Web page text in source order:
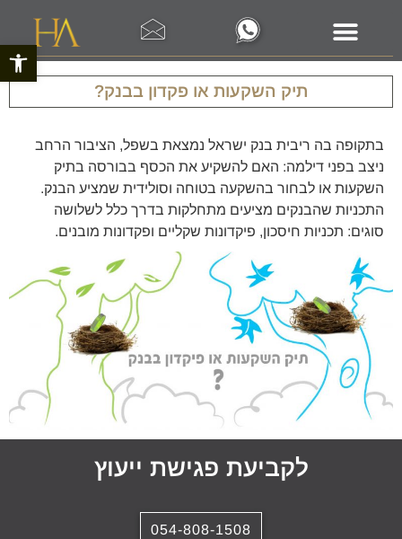
פתח
תיק השקעות או פקדון בבנק?
בתקופה בה ריבית בנק ישראל נמצאת בשפל, הציבור הרחב
ניצב בפני דילמה: האם להשקיע את הכסף בבורסה בתיק
השקעות או לבחור בהשקעה בטוחה וסולידית שמציע הבנק.
התכניות שהבנקים מציעים מתחלקות בדרך כלל לשלושה
סוגים: תכניות חיסכון, פיקדונות שקליים ופקדונות מובנים.
לקביעת פגישת ייעוץ
054-808-1508